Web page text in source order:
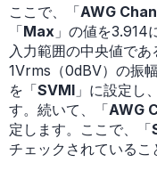
ここで、「AWG
「Max 」の値を3.914
入力範囲の中央値で
1Vrms（0dBV）の振
を「SVMI 」に設定し
す。続いて、「AWG
定します。ここで、「
チェックされているこ